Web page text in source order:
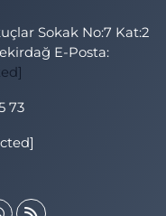
Sokak No:7 Kat:2
E-Posta:
73